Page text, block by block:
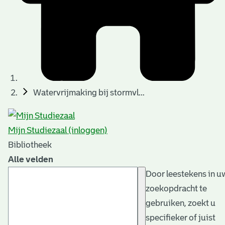
Watervrijmaking bij stormvl...
Mijn Studiezaal (inloggen)
Bibliotheek
Alle velden
Door leestekens in
zoekopdracht te
gebruiken, zoekt u
specifieker of juist